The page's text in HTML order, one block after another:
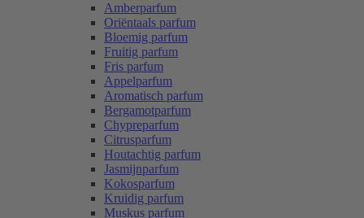
Amberparfum
Oriëntaals parfum
Bloemig parfum
Fruitig parfum
Fris parfum
Appelparfum
Aromatisch parfum
Bergamotparfum
Chypreparfum
Citrusparfum
Houtachtig parfum
Jasmijnparfum
Kokosparfum
Kruidig parfum
Muskus parfum